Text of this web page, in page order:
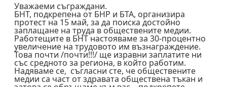
Уважаеми съграждани.
БНТ, подкрепена от БНР и БТА, организира
протест на 15 май, за да поиска достойно
заплащане на труда в обществените медии.
Работещите в БНТ настояваме за 30-процентно
увеличение на трудовото им възнаграждение.
Това почти /почти!!!/ ще изравни заплатите ни
със средното за региона, в който работим.
Надяваме се, съгласни сте, че обществените
медии са част от здравата обществена тъкан и